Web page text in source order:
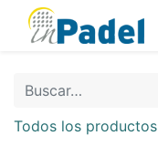
Todos los productos